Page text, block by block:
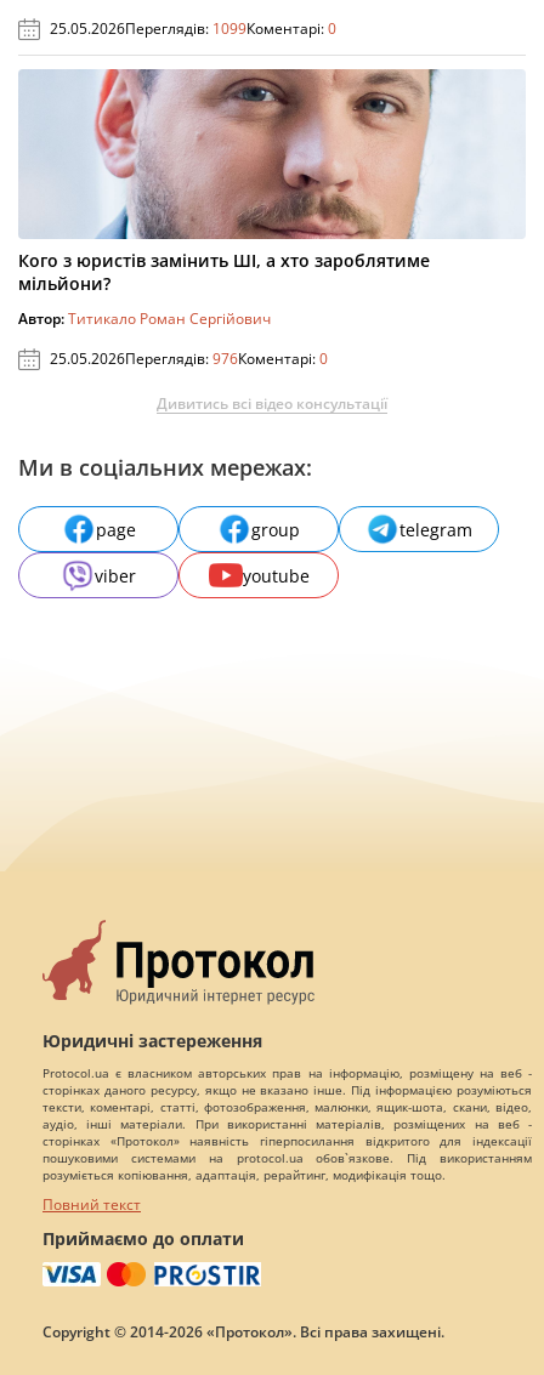
25.05.2026Переглядів: 1099Коментарі:0
Кого з юристів замінить ШІ, а хто зароблятиме
мільйони?
Автор:Титикало Роман Сергійович
25.05.2026Переглядів:976Коментарі:0
Дивитись всі відео консультації
Ми в соціальних мережах:
page group
telegram
viber
youtube
Юридичні застереження
Protocol.ua є власником авторських прав на інформацію, розміщену на веб -
сторінках даного ресурсу, якщо не вказано інше. Під інформацією розуміються
тексти, коментарі, статті, фотозображення, малюнки, ящик-шота, скани, відео,
аудіо, інші матеріали. При використанні матеріалів, розміщених на веб -
сторінках «Протокол» наявність гіперпосилання відкритого для індексації
пошуковими системами на protocol.ua обов`язкове. Під використанням
розуміється копіювання, адаптація, рерайтинг, модифікація тощо.
Повний текст
Приймаємо до оплати
Copyright © 2014-2026 «Протокол». Всі права захищені.